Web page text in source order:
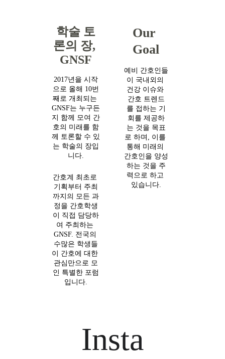
학술 토
론의 장,
GNSF
2017년을 시작
으로 올해 10번
째로 개최되는
GNSF는 누구든
지 함께 모여 간
호의 미래를 함
께 토론할 수 있
는​ 학술의 장입
니다.
간호계 최초로
기획부터 주최
까지의 모든 과
정을 간호학생
이 직접 담당하
여 주최하는
GNSF. 전국의
수많은 학생들
이 간호에 대한
관심만으로 모
인 특별한 포럼
입니다.
Our
Goal
예비 간호인들
이 국내외의
건강 이슈와
간호 트렌드
를 접하는 기
회를 제공하
는 것을 목표
로 하며, 이를
통해 미래의
간호인을 양성
하는​ 것을 주
력으로 하고
있습니다.
Insta